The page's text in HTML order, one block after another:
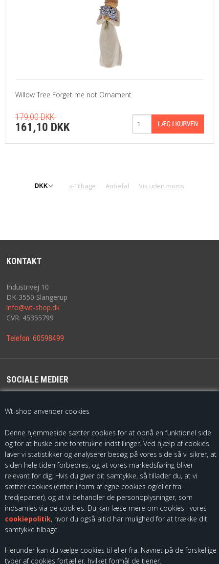
Wt-shop anvender cookies
Denne hjemmeside sætter cookies for at opnå en funktionel side
og for at huske dine foretrukne indstillinger. Ved hjælp af cookies
laver vi statistikker og analyserer besøg på vores side så vi sikrer, at
siden hele tiden forbedres, og at vores markedsføring bliver
relevant for dig. Hvis du giver dit samtykke, så tillader du, at vi
sætter cookies (enten i form af egne cookies og/eller fra
tredjeparter), og at vi behandler de personoplysninger, som
indsamles via de cookies. Du kan læse mere om cookies i vores
cookiepolitik, hvor du også altid har mulighed for at trække dit
samtykke tilbage.
Herunder kan du vælge cookies til eller fra. Navnet på de forskellige
typer af cookies fortæller, hvilket formål de tjener.
Willow Tree Forget me not Ornament
179,00 DKK
161,10 DKK
«-Tilbage Anbefal Vis uden moms
KONTAKT
Industrivej 10
DK-3550 Slangerup
info@wt-shop.dk
CVR. 45355799
Telefon: 60598499
SOCIALE MEDIER
Som importør af fødevarekontaktmaterialer, skal vi være registreret
hos Fødevarestyrelsen. Du kan finde vores kontrolrapporter ved at
følge dette link: